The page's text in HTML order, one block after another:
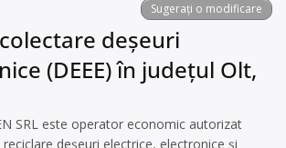
Sugerați o modificare
deșeuri
(DEEE) în județul Olt,
SRL este operator economic autorizat
deșeuri electrice, electronice și